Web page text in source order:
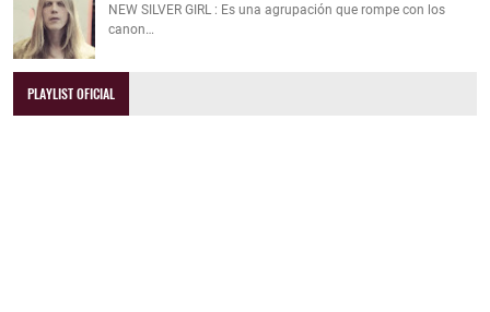
NEW SILVER GIRL : Es una agrupación que rompe con los
canon…
PLAYLIST OFICIAL